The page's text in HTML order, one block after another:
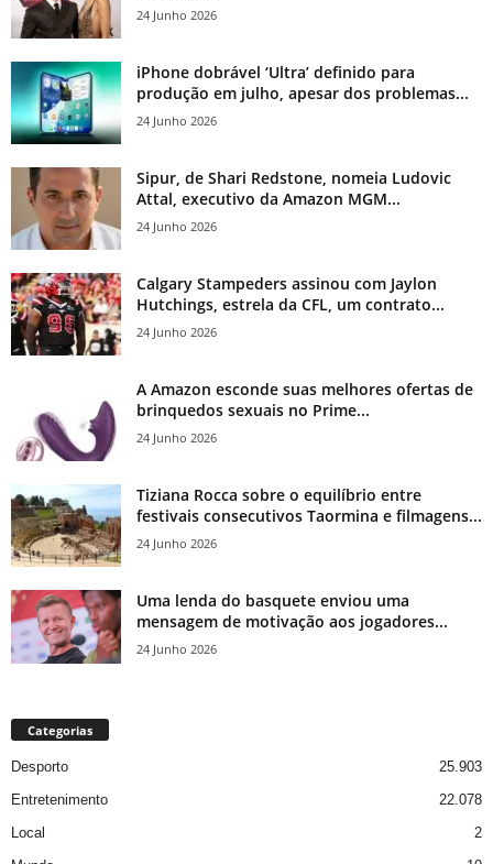
24 Junho 2026
iPhone dobrável ‘Ultra’ definido para
produção em julho, apesar dos problemas...
24 Junho 2026
Sipur, de Shari Redstone, nomeia Ludovic
Attal, executivo da Amazon MGM...
24 Junho 2026
Calgary Stampeders assinou com Jaylon
Hutchings, estrela da CFL, um contrato...
24 Junho 2026
A Amazon esconde suas melhores ofertas de
brinquedos sexuais no Prime...
24 Junho 2026
Tiziana Rocca sobre o equilíbrio entre
festivais consecutivos Taormina e filmagens...
24 Junho 2026
Uma lenda do basquete enviou uma
mensagem de motivação aos jogadores...
24 Junho 2026
Categorias
Desporto
25.903
Entretenimento
22.078
Local
2